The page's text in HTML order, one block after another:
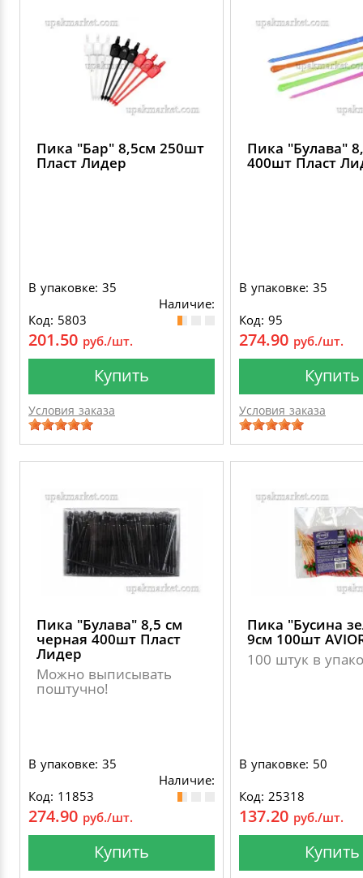
ПАКЕТЫ СЛАЙДЕРЫ И ЗИПЛОКИ ( ZIP
ПАКЕТЫ ПОЛИПРОПИЛЕНОВЫЕ
КУРЬЕРСКИЕ И ПОЧТОВЫЕ ПАКЕТЫ
ДЕКОРАТИВНЫЕ УКРАШЕНИЯ
УПАКОВКА ДЛЯ ТОРТОВ
УПАКОВКА ДЛЯ ЯИЦ
ВАТНО-БУМАЖНАЯ ПРОДУКЦИЯ
САЛФЕТКИ, ПОЛОТЕНЦА
САЛФЕТКИ ВЛАЖНЫЕ
ТУАЛЕТНАЯ БУМАГА
ИЗОЛЕНТЫ
КРЕППИРОВАННЫЕ ЛЕНТЫ
СКЛАДСКАЯ УПАКОВКА
СТИРАЛЬНЫЕ ПОРОШКИ
КОНДИЦИОНЕРЫ ДЛЯ БЕЛЬЯ
СРЕДСТВА ДЛЯ УБОРКИ И ЧИСТКИ
СРЕДСТВА ДЛЯ МЫТЬЯ ПОСУДЫ
АВТОХИМИЯ
Пика "Бар" 8,5см 250шт
Пласт Лидер
В упаковке: 35
Наличие:
Код: 5803
201.50 руб./шт.
Купить
Условия заказа
Пика "Булава"
400шт Пласт
В упаковке: 35
Код: 95
274.90 руб./шт.
Купить
Условия заказа
Пика "Булава" 8,5 см
черная 400шт Пласт
Лидер
Можно выписывать
поштучно!
В упаковке: 35
Наличие:
Код: 11853
274.90 руб./шт.
Купить
Пика "Бусина
9см 100шт
100 штук в
В упаковке: 50
Код: 25318
137.20 руб./шт.
Купить